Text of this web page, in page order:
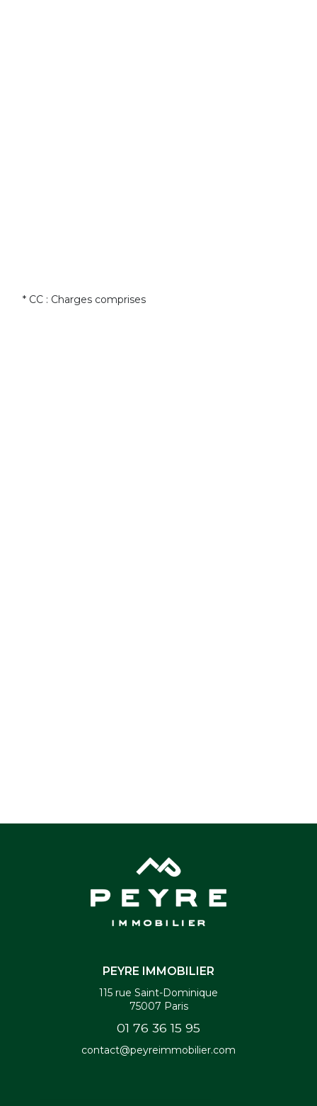
* CC : Charges comprises
PEYRE IMMOBILIER
115 rue Saint-Dominique
75007 Paris
01 76 36 15 95
contact@peyreimmobilier.com